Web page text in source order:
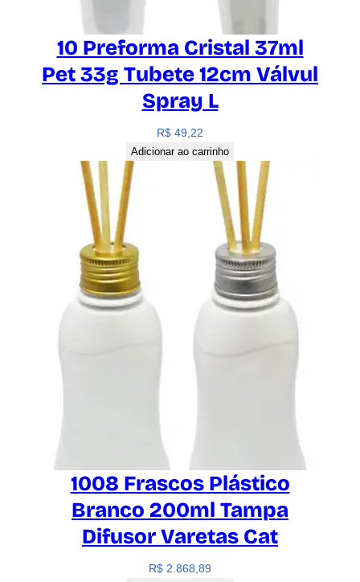
10 Preforma Cristal 37ml
Pet 33g Tubete 12cm Válvul
Spray L
R$ 49,22
Adicionar ao carrinho
1008 Frascos Plástico
Branco 200ml Tampa
Difusor Varetas Cat
R$ 2.868,89